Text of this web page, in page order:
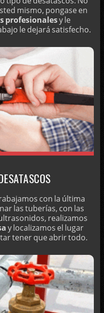
CUBAS
AGUA POTABLE
AGUA
PARA DESATASCOS
DE AGUA
CON CAMIÓN CUBA
mismo, pongase en
profesionalesy le
le dejará satisfecho.
con la última
las tuberías, con las
realizamos
y localizamos el lugar
tener que abrir todo.